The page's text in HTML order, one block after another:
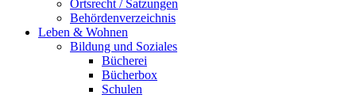
Ortsrecht / Satzungen
Behördenverzeichnis
Leben & Wohnen
Bildung und Soziales
Bücherei
Bücherbox
Schulen